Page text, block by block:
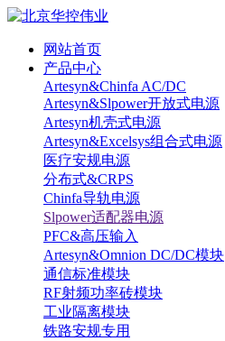
网站首页
产品中心
Artesyn&Chinfa AC/DC
Artesyn&Slpower开放式电源
Artesyn机壳式电源
Artesyn&Excelsys组合式电源
医疗安规电源
分布式&CRPS
Chinfa导轨电源
Slpower适配器电源
PFC&高压输入
Artesyn&Omnion DC/DC模块
通信标准模块
RF射频功率砖模块
工业隔离模块
铁路安规专用